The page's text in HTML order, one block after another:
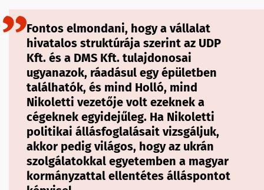
Fontos elmondani, hogy a vállalat
hivatalos struktúrája szerint az UDP
Kft. és a DMS Kft. tulajdonosai
ugyanazok, ráadásul egy épületben
találhatók, és mind Holló, mind
Nikoletti vezetője volt ezeknek a
cégeknek egyidejűleg. Ha Nikoletti
politikai állásfoglalásait vizsgáljuk,
akkor pedig világos, hogy az ukrán
szolgálatokkal egyetemben a magyar
kormányzattal ellentétes álláspontot